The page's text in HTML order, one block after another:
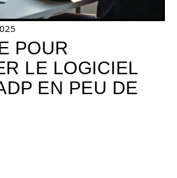
POUR
LE LOGICIEL
EN PEU DE